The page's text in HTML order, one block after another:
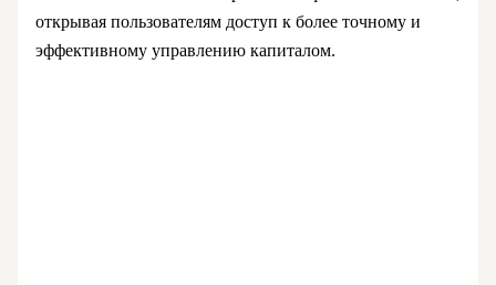
открывая пользователям доступ к более точному и
эффективному управлению капиталом.